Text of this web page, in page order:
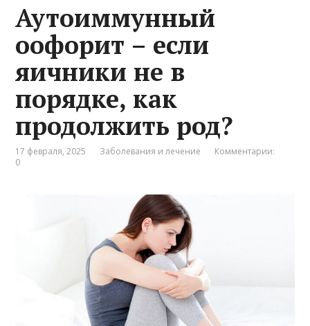
Аутоиммунный
оофорит – если
яичники не в
порядке, как
продолжить род?
17 февраля, 2025 Заболевания и лечение
Комментарии:
0